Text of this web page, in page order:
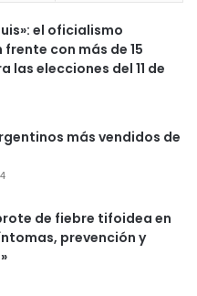
el oficialismo
con más de 15
las elecciones del 11 de
más vendidos de
de fiebre tifoidea en
prevención y